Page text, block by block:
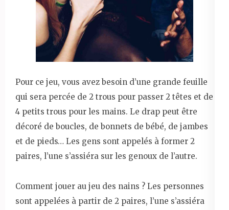
Pour ce jeu, vous avez besoin d’une grande feuille
qui sera percée de 2 trous pour passer 2 têtes et de
4 petits trous pour les mains. Le drap peut être
décoré de boucles, de bonnets de bébé, de jambes
et de pieds… Les gens sont appelés à former 2
paires, l’une s’assiéra sur les genoux de l’autre.
Comment jouer au jeu des nains ? Les personnes
sont appelées à partir de 2 paires, l’une s’assiéra